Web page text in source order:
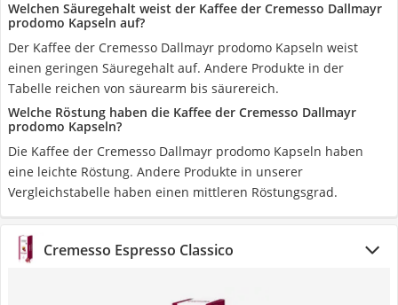
Welchen Säuregehalt weist der Kaffee der Cremesso Dallmayr
prodomo Kapseln auf?
Der Kaffee der Cremesso Dallmayr prodomo Kapseln weist
einen geringen Säuregehalt auf. Andere Produkte in der
Tabelle reichen von säurearm bis säurereich.
Welche Röstung haben die Kaffee der Cremesso Dallmayr
prodomo Kapseln?
Die Kaffee der Cremesso Dallmayr prodomo Kapseln haben
eine leichte Röstung. Andere Produkte in unserer
Vergleichstabelle haben einen mittleren Röstungsgrad.
Cremesso Espresso Classico